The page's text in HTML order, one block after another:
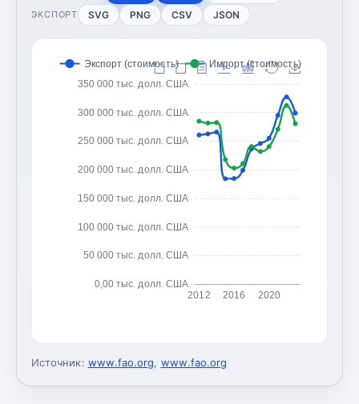
ЭКСПОРТ SVG PNG CSV JSON
0,00 тыс. долл. США
50 000 тыс. долл. США
100 000 тыс. долл. США
150 000 тыс. долл. США
200 000 тыс. долл. США
250 000 тыс. долл. США
300 000 тыс. долл. США
350 000 тыс. долл. США
2012 2016 2020
Экспорт (стоимость) Импорт (стоимость)
Источник: www.fao.org, www.fao.org